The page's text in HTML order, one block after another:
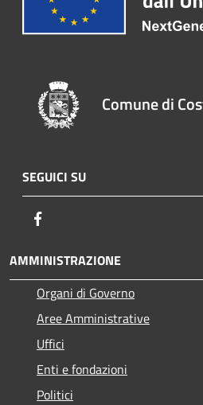
Comune di
SEGUICI SU
AMMINISTRAZIONE
Organi di Governo
Aree Amministrative
Uffici
Enti e fondazioni
Politici